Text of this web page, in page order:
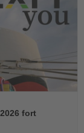
fort